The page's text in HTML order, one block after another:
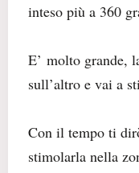
inteso più a 360
E’ molto grande,
sull’altro e vai a
Con il tempo ti
stimolarla nella